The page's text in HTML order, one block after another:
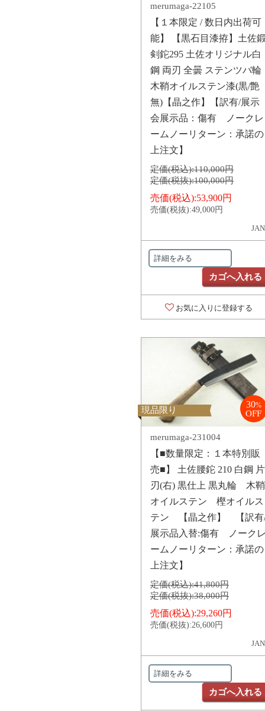
merumaga-22105
【１本限定 / 数日内出荷可
能】 【黒石目漆拵】土佐
剣鉈295 土佐オリジナル白
鋼 両刃 全曇 ステンツバ輪
木鞘オイルステン漆(黒/艶
無)【晶之作】【訳有/展示
会展示品：傷有 ノークレ
ームノーリターン：承諾の
上注文】
定価(税込):110,000円
定価(税抜):100,000円
売価(税込):53,900円
売価(税抜):49,000円
詳細をみる
カゴへ入れる
お気に入りに登録する
現品限り
30%
OFF
merumaga-231004
【■数量限定：１本特別販
売■】 土佐腰鉈 210 白鋼 片
刃(右) 黒仕上 黒丸輪 木鞘
オイルステン 樫オイルス
テン 【晶之作】 【訳有
展示品入替:傷有 ノーク
ームノーリターン：承諾の
上注文】
定価(税込):41,800円
定価(税抜):38,000円
売価(税込):29,260円
売価(税抜):26,600円
詳細をみる
カゴへ入れる